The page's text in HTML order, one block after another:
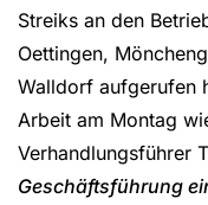
Streiks an den
Oettingen,
Walldorf aufgerufen
Arbeit am Montag
Verhandlungsführer
Geschäftsführung